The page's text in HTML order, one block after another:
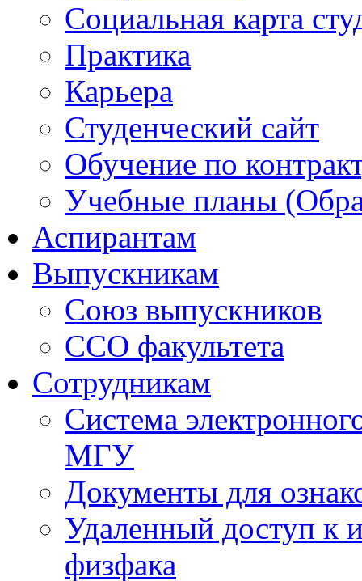
Социальная карта
Практика
Карьера
Студенческий сайт
Обучение по
Учебные планы
Аспирантам
Выпускникам
Союз выпускников
ССО факультета
Сотрудникам
Система
МГУ
Документы для
Удаленный доступ к
физфака